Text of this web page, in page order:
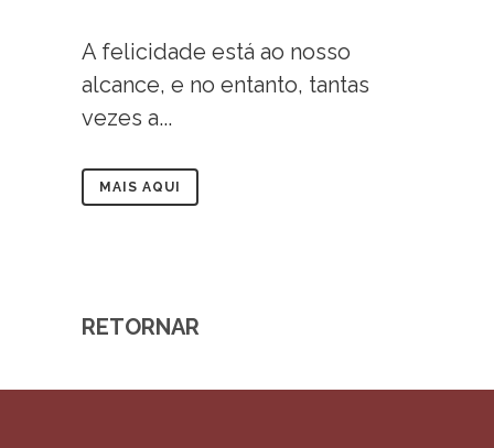
A felicidade está ao nosso
alcance, e no entanto, tantas
vezes a...
MAIS AQUI
RETORNAR